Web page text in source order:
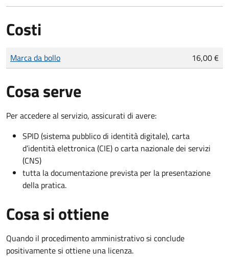
Costi
Tipo di pagamento
Importo
Marca da bollo 16,00 €
Cosa serve
Per accedere al servizio, assicurati di avere:
SPID (sistema pubblico di identità digitale), carta
d’identità elettronica (CIE) o carta nazionale dei servizi
(CNS)
tutta la documentazione prevista per la presentazione
della pratica.
Cosa si ottiene
Quando il procedimento amministrativo si conclude
positivamente si ottiene una licenza.